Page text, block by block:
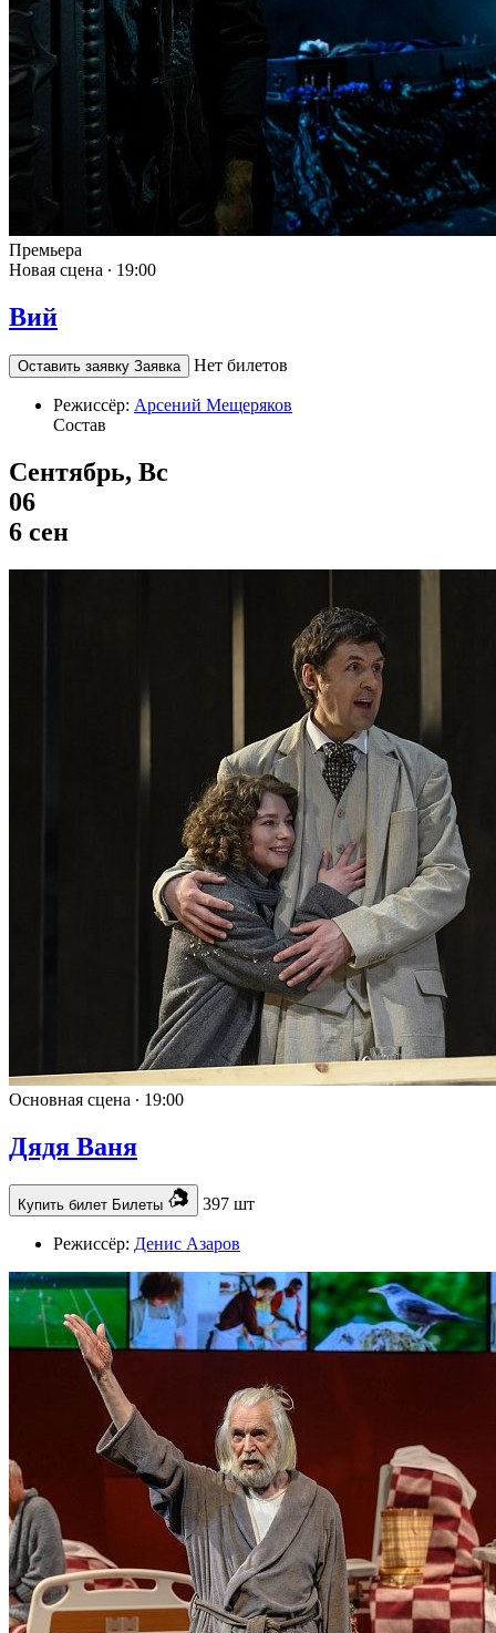
Премьера
Новая сцена ∙ 19:00
Вий
Оставить заявку Заявка Нет билетов
Режиссёр: Арсений Мещеряков
Состав
Сентябрь, Вс
06
6 сен
Основная сцена ∙ 19:00
Дядя Ваня
Купить билет Билеты 397 шт
Режиссёр: Денис Азаров